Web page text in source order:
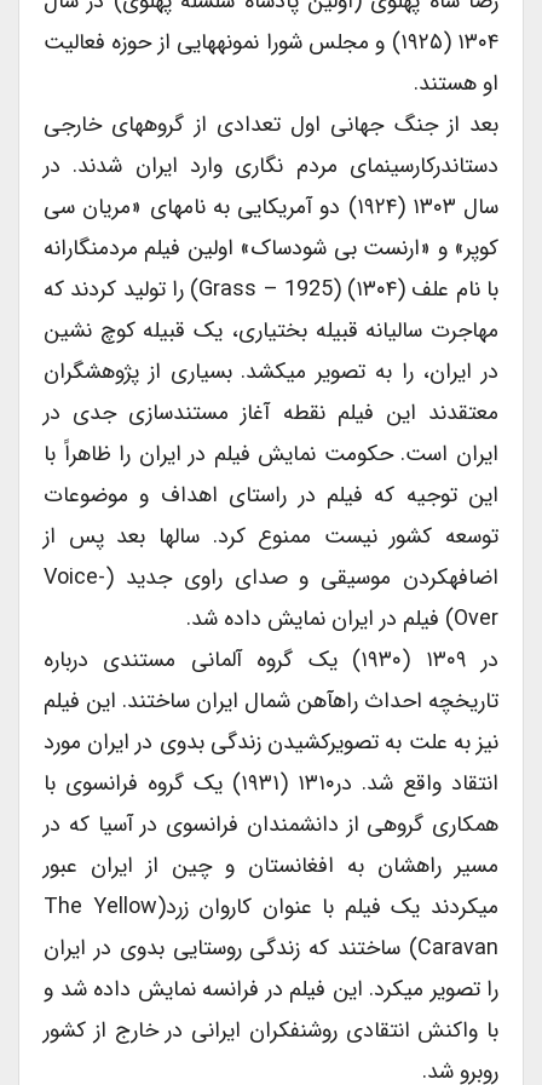
۱۳۰۴ (۱۹۲۵) و مجلس شورا نمونه‏هایی از حوزه فعالیت
او هستند.
بعد از جنگ جهانی اول تعدادی از گروههای خارجی
دست‏اندرکارسینمای مردم نگاری وارد ایران شدند. در
سال ۱۳۰۳ (۱۹۲۴) دو آمریکایی به نامهای «مریان سی
کوپر» و «ارنست بی شودساک» اولین فیلم مردم‏نگارانه
با نام علف (۱۳۰۴) (Grass – 1925) را تولید کردند که
مهاجرت سالیانه قبیله بختیاری، یک قبیله کوچ نشین
در ایران، را به تصویر می‏کشد. بسیاری از پژوهشگران
معتقدند این فیلم نقطه آغاز مستند‏سازی جدی در
ایران است. حکومت نمایش فیلم در ایران را ظاهراً با
این توجیه که فیلم در راستای اهداف و موضوعات
توسعه کشور نیست ممنوع کرد. سالها بعد پس از
اضافه‏کردن موسیقی و صدای راوی جدید (Voice-
Over) فیلم در ایران نمایش داده شد.
در ۱۳۰۹ (۱۹۳۰) یک گروه آلمانی مستندی درباره
تاریخچه احداث راه‏آهن شمال ایران ساختند. این فیلم
نیز به علت به تصویر‏کشیدن زندگی بدوی در ایران مورد
انتقاد واقع شد. در۱۳۱۰ (۱۹۳۱) یک گروه فرانسوی با
همکاری گروهی از دانشمندان فرانسوی در آسیا که در
مسیر راهشان به افغانستان و چین از ایران عبور
می‏کردند یک فیلم با عنوان کاروان زرد(The Yellow
Caravan) ساختند که زندگی روستایی بدوی در ایران
را تصویر می‏کرد. این فیلم در فرانسه نمایش داده شد و
با واکنش انتقادی روشنفکران ایرانی در خارج از کشور
روبرو شد.